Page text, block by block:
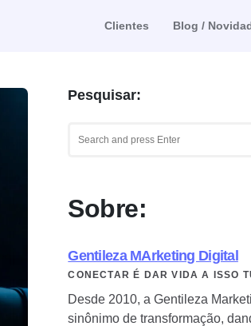
Clientes Blog /
Pesquisar:
for:
Sobre:
Gentileza MArketing Digital
CONECTAR É DAR VIDA A ISSO
Desde 2010, a Gentileza
sinônimo de transformação,